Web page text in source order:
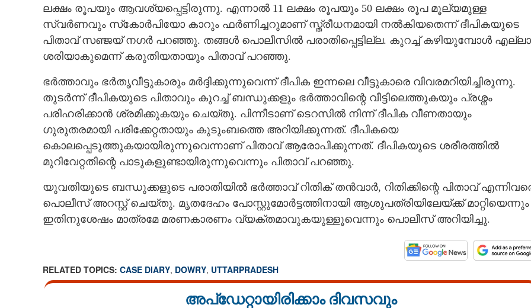
ലക്ഷം രൂപയും ആവശ്യപ്പെട്ടിരുന്നു. എന്നാൽ 11 ലക്ഷം രൂപയും 50 ലക്ഷം രൂപ മൂല്യമുള്ള
സ്വർണവും സ്‌കോർപിയോ കാറും ഫർണിച്ചറുമാണ് സ്ത്രീധനമായി നൽകിയതെന്ന് ദീപികയുടെ
പിതാവ് സഞ്ജയ് നഗർ പറഞ്ഞു. തങ്ങൾ പൊലീസിൽ പരാതിപ്പെട്ടില്ല. കുറച്ച് കഴിയുമ്പോൾ
ശരിയാകുമെന്ന് കരുതിയതായും പിതാവ് പറഞ്ഞു.
ഭർത്താവും ഭർതൃവീട്ടുകാരും മർദ്ദിക്കുന്നുവെന്ന് ദീപിക ഇന്നലെ വീട്ടുകാരെ വിവരമറിയിച്ചിരുന്നു.
തുടർന്ന് ദീപികയുടെ പിതാവും കുറച്ച് ബന്ധുക്കളും ഭർത്താവിന്റെ വീട്ടിലെത്തുകയും പ്രശ്നം
പരിഹരിക്കാൻ ശ്രമിക്കുകയും ചെയ്തു. പിന്നീടാണ് ടെറസിൽ നിന്ന് ദീപിക വീണതായും
ഗുരുതരമായി പരിക്കേറ്റതായും കുടുംബത്തെ അറിയിക്കുന്നത്. ദീപികയെ
കൊലപ്പെടുത്തുകയായിരുന്നുവെന്നാണ് പിതാവ് ആരോപിക്കുന്നത്. ദീപികയുടെ ശരീരത്തിൽ
മുറിവേറ്റതിന്റെ പാടുകളുണ്ടായിരുന്നുവെന്നും പിതാവ് പറഞ്ഞു.
യുവതിയുടെ ബന്ധുക്കളുടെ പരാതിയിൽ ഭർത്താവ് റിതിക് തൻവാർ, റിതിക്കിന്റെ പിതാവ്
പൊലീസ് അറസ്റ്റ് ചെയ്തു. മൃതദേഹം പോസ്റ്റുമോർട്ടത്തിനായി ആശുപത്രിയിലേയ്ക്ക് മാറ്റിയെന്നും
ഇതിനുശേഷം മാത്രമേ മരണകാരണം വ്യക്തമാവുകയുള്ളൂവെന്നും പൊലീസ് അറിയിച്ചു.
RELATED TOPICS: CASE DIARY, DOWRY, UTTARPRADESH
അപ്ഡേറ്റായിരിക്കാം ദിവസവും